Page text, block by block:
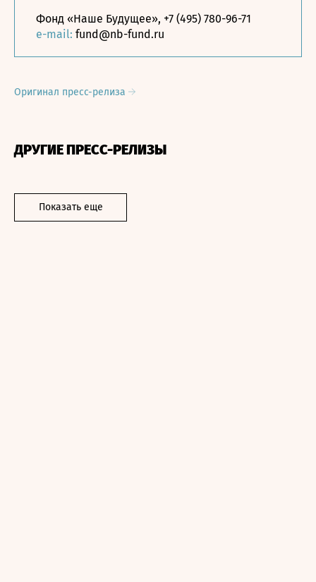
Фонд «Наше Будущее», +7 (495) 780-96-71
e-mail: fund@nb-fund.ru
Оригинал пресс-релиза
ДРУГИЕ ПРЕСС-РЕЛИЗЫ
Показать еще